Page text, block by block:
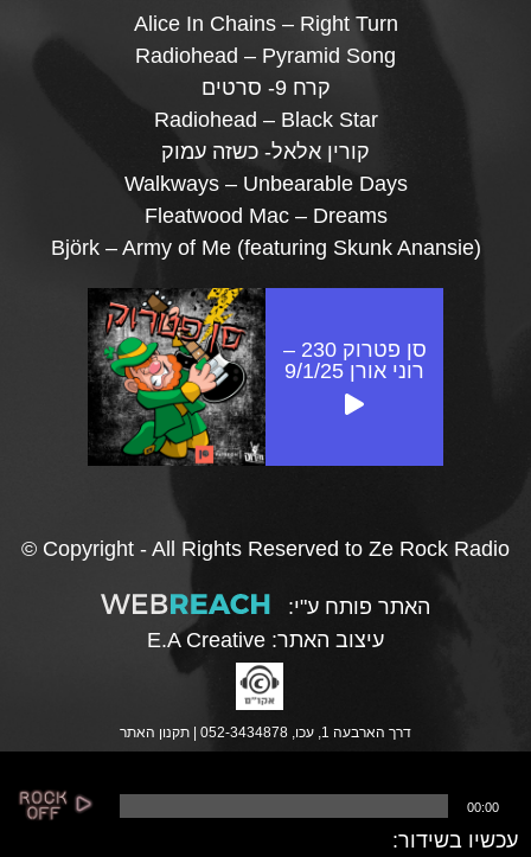
Alice In Chains – Right Turn
Radiohead – Pyramid Song
קרח 9- סרטים
Radiohead – Black Star
קורין אלאל- כשזה עמוק
Walkways – Unbearable Days
Fleatwood Mac – Dreams
Björk – Army of Me (featuring Skunk Anansie)
סן פטרוק 230 –
רוני אורן 9/1/25
© Copyright - All Rights Reserved to Ze Rock Radio
האתר פותח ע"י:
עיצוב האתר: E.A Creative
דרך הארבעה 1, עכו, 052-3434878 | תקנון האתר
00:00
עכשיו בשידור: